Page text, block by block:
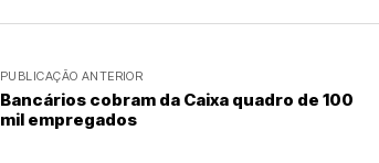
PUBLICAÇÃO ANTERIOR
Bancários cobram da Caixa quadro de 100
mil empregados